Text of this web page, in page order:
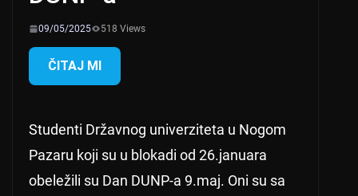
09/05/2025 518 Views
ČITAJ MI
Studenti Državnog univerziteta u Nogom
Pazaru koji su u blokadi od 26.januara
obeležili su Dan DUNP-a 9.maj. Oni su sa